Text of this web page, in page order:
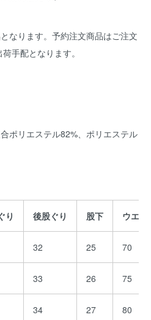
なります。予約注文商品はご注文
手配となります。
ポリエステル82%、ポリエステル
り 後股ぐり 股下 ウエス
32 25 70
33 26 75
34 27 80